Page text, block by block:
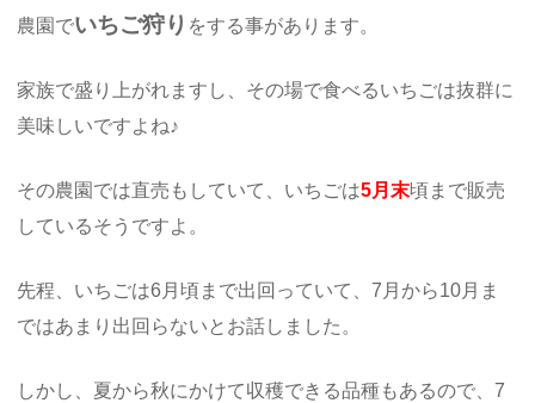
農園でいちご狩り をする事があります。
家族で盛り上がれますし、その場で食べるいちごは抜群に
美味しいですよね♪
その農園では直売もしていて、いちごは5月末頃まで販売
しているそうですよ。
先程、いちごは6月頃まで出回っていて、7月から10月ま
ではあまり出回らないとお話しました。
しかし、夏から秋にかけて収穫できる品種もあるので、7